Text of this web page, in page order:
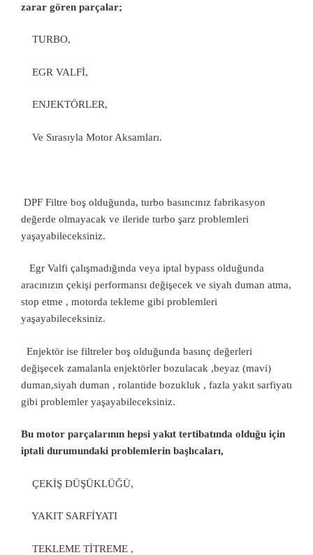
zarar gören parçalar;
TURBO,
EGR VALFİ,
ENJEKTÖRLER,
Ve Sırasıyla Motor Aksamları.
DPF Filtre boş olduğunda, turbo basıncınız fabrikasyon
değerde olmayacak ve ileride turbo şarz problemleri
yaşayabileceksiniz.
Egr Valfi çalışmadığında veya iptal bypass olduğunda
aracınızın çekişi performansı değişecek ve siyah duman atma,
stop etme , motorda tekleme gibi problemleri
yaşayabileceksiniz.
Enjektör ise filtreler boş olduğunda basınç değerleri
değişecek zamalanla enjektörler bozulacak ,beyaz (mavi)
duman,siyah duman , rolantide bozukluk , fazla yakıt sarfiyatı
gibi problemler yaşayabileceksiniz.
Bu motor parçalarının hepsi yakıt tertibatında olduğu için
iptali durumundaki problemlerin başlıcaları,
ÇEKİŞ DÜŞÜKLÜĞÜ,
YAKIT SARFİYATI
TEKLEME TİTREME ,